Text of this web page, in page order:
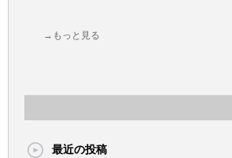
→もっと見る
最近の投稿